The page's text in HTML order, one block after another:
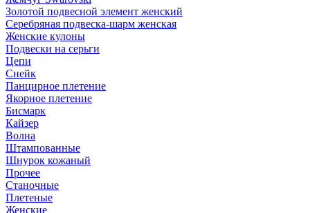
Золотой подвесной элемент женcкий
Серебряная подвеска-шарм женская
Женские кулоны
Подвески на серьги
Цепи
Снейк
Панцирное плетение
Якорное плетение
Бисмарк
Кайзер
Волна
Штампованные
Шнурок кожаный
Прочее
Станочные
Плетеные
Женские